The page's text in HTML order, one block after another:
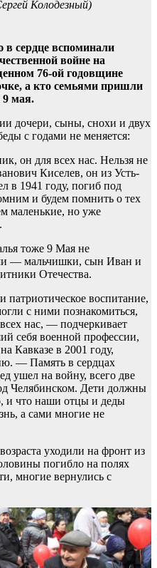
Колодезный)
в сердце вспоминали
войне на
76-ой годовщине
а кто семьями пришли
9 мая.
дочери, сыны, снохи и двух
с годами не меняется:
он для всех нас. Нельзя не
Киселев, он из Усть-
в 1941 году, погиб под
и будем помнить о тех
маленькие, но уже
тоже 9 Мая не
— мальчишки, сын Иван и
Отечества.
воспитание,
с ними познакомиться,
нас, — подчеркивает
себя военной профессии,
Кавказе в 2001 году,
— Память в сердцах
ушел на войну, всего две
Челябинском. Дети должны
и что наши отцы и деды
а сами многие не
уходили на фронт из
погибло на полях
многие вернулись с